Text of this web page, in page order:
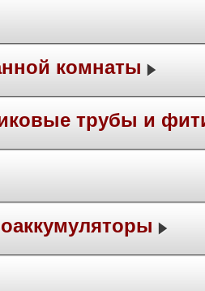
комнаты
трубы и